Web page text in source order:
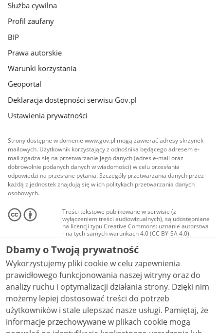
Służba cywilna
Profil zaufany
BIP
Prawa autorskie
Warunki korzystania
Geoportal
Deklaracja dostępności serwisu Gov.pl
Ustawienia prywatności
Strony dostępne w domenie www.gov.pl mogą zawierać adresy skrzynek
mailowych. Użytkownik korzystający z odnośnika będącego adresem e-
mail zgadza się na przetwarzanie jego danych (adres e-mail oraz
dobrowolnie podanych danych w wiadomości) w celu przesłania
odpowiedzi na przesłane pytania. Szczegóły przetwarzania danych przez
każdą z jednostek znajdują się w ich politykach przetwarzania danych
osobowych.
Treści tekstowe publikowane w serwisie (z
wyłączeniem treści audiowizualnych), są udostępniane
na licencji typu Creative Commons: uznanie autorstwa
- na tych samych warunkach 4.0 (CC BY-SA 4.0).
Materiały audiowizualne, w tym zdjęcia, materiały
audio i wideo, są udostępniane na licencji typu
Creative Commons: uznanie autorstwa użycie
niekomercyjne - bez utworów zależnych 4.0 (CC BY-
NC-ND 4.0), o ile nie jest to stwierdzone inaczej.
Dbamy o Twoją prywatność
Wykorzystujemy pliki cookie w celu zapewnienia
prawidłowego funkcjonowania naszej witryny oraz do
analizy ruchu i optymalizacji działania strony. Dzięki nim
możemy lepiej dostosować treści do potrzeb
użytkowników i stale ulepszać nasze usługi. Pamiętaj, że
informacje przechowywane w plikach cookie mogą